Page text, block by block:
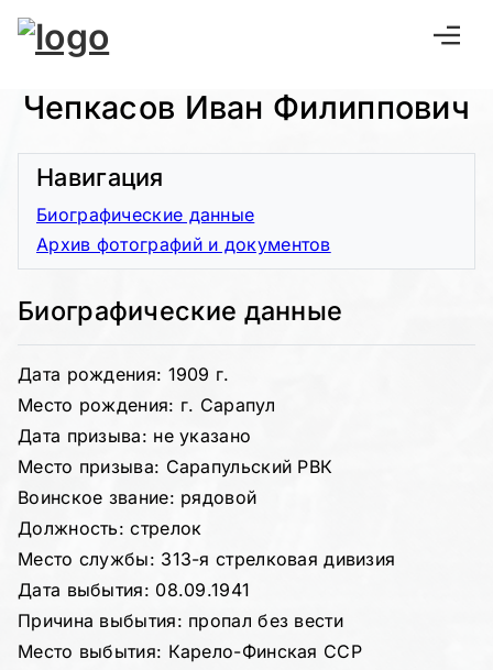
Чепкасов Иван Филиппович
Биографические данные
Дата рождения: 1909 г.
Место рождения: г. Сарапул
Дата призыва: не указано
Место призыва: Сарапульский РВК
Воинское звание: рядовой
Должность: стрелок
Место службы: 313-я стрелковая дивизия
Дата выбытия: 08.09.1941
Причина выбытия: пропал без вести
Место выбытия: Карело-Финская ССР
Навигация
Биографические данные
Архив фотографий и документов